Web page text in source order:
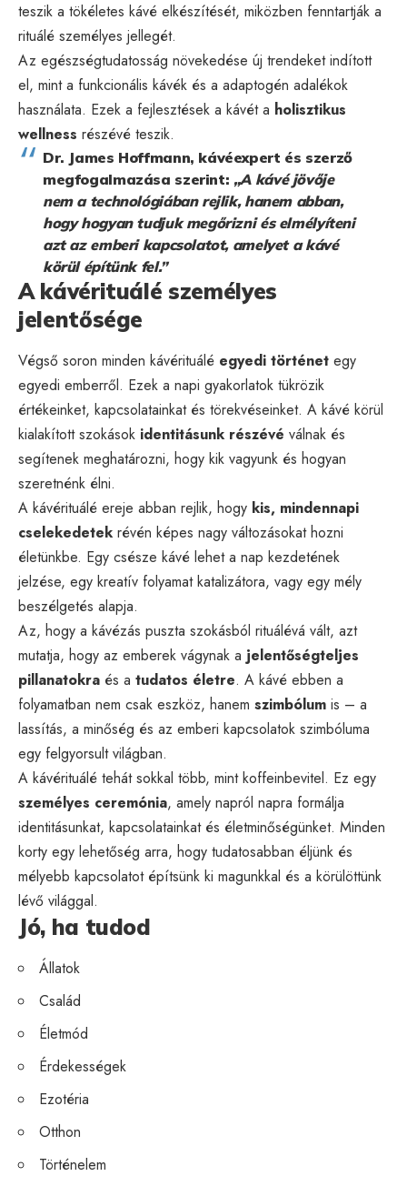
teszik a tökéletes kávé elkészítését, miközben fenntartják a
rituálé személyes jellegét.
Az egészségtudatosság növekedése új trendeket indított
el, mint a funkcionális kávék és a adaptogén adalékok
használata. Ezek a fejlesztések a kávét a holisztikus
wellness részévé teszik.
Dr. James Hoffmann, kávéexpert és szerző
megfogalmazása szerint: „A kávé jövője
nem a technológiában rejlik, hanem abban,
hogy hogyan tudjuk megőrizni és elmélyíteni
azt az emberi kapcsolatot, amelyet a kávé
körül építünk fel.”
A kávérituálé személyes
jelentősége
Végső soron minden kávérituálé egyedi történet egy
egyedi emberről. Ezek a napi gyakorlatok tükrözik
értékeinket, kapcsolatainkat és törekvéseinket. A kávé körül
kialakított szokások identitásunk részévé válnak és
segítenek meghatározni, hogy kik vagyunk és hogyan
szeretnénk élni.
A kávérituálé ereje abban rejlik, hogy kis, mindennapi
cselekedetek révén képes nagy változásokat hozni
életünkbe. Egy csésze kávé lehet a nap kezdetének
jelzése, egy kreatív folyamat katalizátora, vagy egy mély
beszélgetés alapja.
Az, hogy a kávézás puszta szokásból rituálévá vált, azt
mutatja, hogy az emberek vágynak a jelentőségteljes
pillanatokra és a tudatos életre. A kávé ebben a
folyamatban nem csak eszköz, hanem szimbólum is – a
lassítás, a minőség és az emberi kapcsolatok szimbóluma
egy felgyorsult világban.
A kávérituálé tehát sokkal több, mint koffeinbevitel. Ez egy
személyes ceremónia, amely napról napra formálja
identitásunkat, kapcsolatainkat és életminőségünket. Minden
korty egy lehetőség arra, hogy tudatosabban éljünk és
mélyebb kapcsolatot építsünk ki magunkkal és a körülöttünk
lévő világgal.
Jó, ha tudod
Állatok
Család
Életmód
Érdekességek
Ezotéria
Otthon
Történelem